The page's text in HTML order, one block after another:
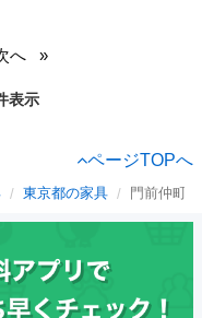
へ
表示
ページTOPへ
東京都の家具 門前仲町